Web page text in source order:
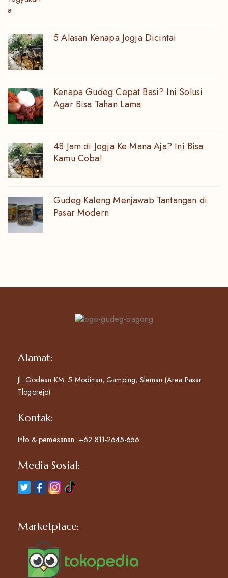
5 Alasan Kenapa Jogja Dicintai
Kenapa Gudeg Cepat Basi? Ini Solusi
Agar Bisa Tahan Lama
48 Jam di Jogja Ke Mana Aja? Ini Bisa
Kamu Coba!
Gudeg Kaleng Menjawab Tantangan di
Pasar Modern
Alamat:
Jl. Godean KM. 5 Modinan, Gamping, Sleman (Area Pasar
Tlogorejo)
Kontak:
Info & pemesanan: +62 811-2645-656
Media Sosial:
Marketplace: